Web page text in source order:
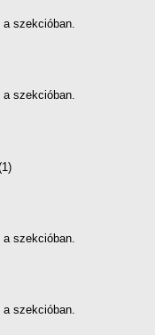
a szekcióban.
a szekcióban.
szekcióban.
szekcióban.